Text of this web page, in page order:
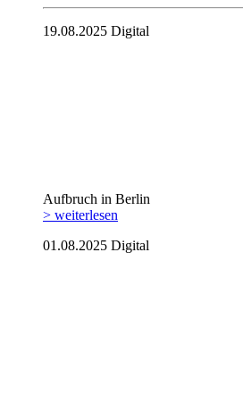
19.08.2025 Digital
Aufbruch in Berlin
> weiterlesen
01.08.2025 Digital